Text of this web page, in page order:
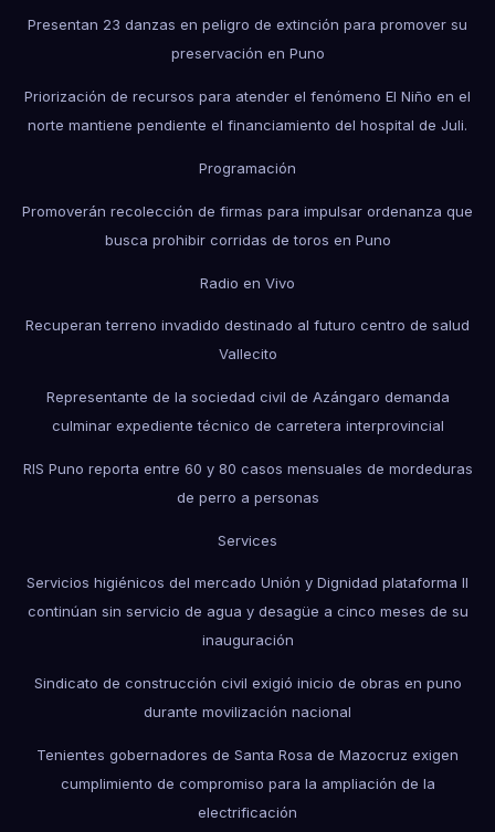
Presentan 23 danzas en peligro de extinción para promover su
preservación en Puno
Priorización de recursos para atender el fenómeno El Niño en el
norte mantiene pendiente el financiamiento del hospital de Juli.
Programación
Promoverán recolección de firmas para impulsar ordenanza que
busca prohibir corridas de toros en Puno
Radio en Vivo
Recuperan terreno invadido destinado al futuro centro de salud
Vallecito
Representante de la sociedad civil de Azángaro demanda
culminar expediente técnico de carretera interprovincial
RIS Puno reporta entre 60 y 80 casos mensuales de mordeduras
de perro a personas
Services
Servicios higiénicos del mercado Unión y Dignidad plataforma II
continúan sin servicio de agua y desagüe a cinco meses de su
inauguración
Sindicato de construcción civil exigió inicio de obras en puno
durante movilización nacional
Tenientes gobernadores de Santa Rosa de Mazocruz exigen
cumplimiento de compromiso para la ampliación de la
electrificación